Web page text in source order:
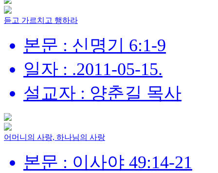
듣고 가르치고 행하라
본문 : 신명기 6:1-9
일자 : .2011-05-15.
설교자 : 양춘길 목사
어머니의 사랑, 하나님의 사랑
본문 : 이사야 49:14-21